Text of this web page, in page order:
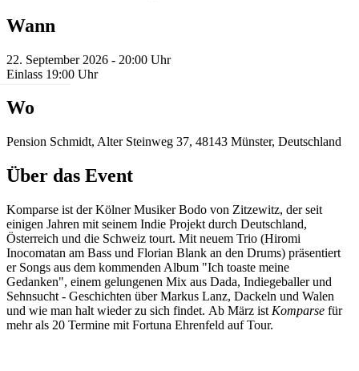
Wann
22. September 2026 - 20:00 Uhr
Einlass 19:00 Uhr
Wo
Pension Schmidt, Alter Steinweg 37, 48143 Münster, Deutschland
Über das Event
Komparse ist der Kölner Musiker Bodo von Zitzewitz, der seit
einigen Jahren mit seinem Indie Projekt durch Deutschland,
Österreich und die Schweiz tourt. Mit neuem Trio (Hiromi
Inocomatan am Bass und Florian Blank an den Drums) präsentiert
er Songs aus dem kommenden Album "Ich toaste meine
Gedanken", einem gelungenen Mix aus Dada, Indiegeballer und
Sehnsucht - Geschichten über Markus Lanz, Dackeln und Walen
und wie man halt wieder zu sich findet. Ab März ist Komparse für
mehr als 20 Termine mit Fortuna Ehrenfeld auf Tour.